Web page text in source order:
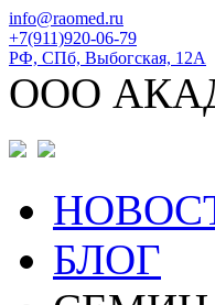
info@raomed.ru
+7(911)920-06-79
РФ, СПб, Выбогская, 12А
ООО
БЛОГ